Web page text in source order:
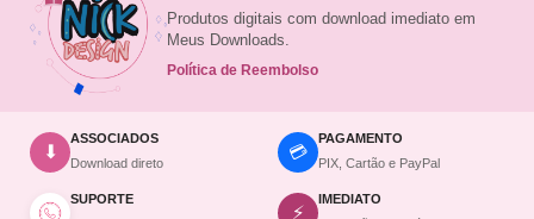
Produtos digitais com download imediato em
Meus Downloads.
Política de Reembolso
⬇
ASSOCIADOS
Download direto
💳
PAGAMENTO
PIX, Cartão e PayPal
SUPORTE
⚡
IMEDIATO